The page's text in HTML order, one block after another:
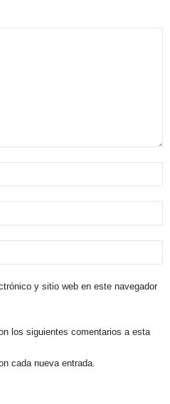
y sitio web en este navegador
los siguientes comentarios a esta
cada nueva entrada.